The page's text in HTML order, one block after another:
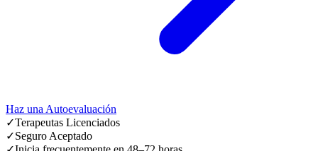
Haz una Autoevaluación
✓Terapeutas Licenciados
✓Seguro Aceptado